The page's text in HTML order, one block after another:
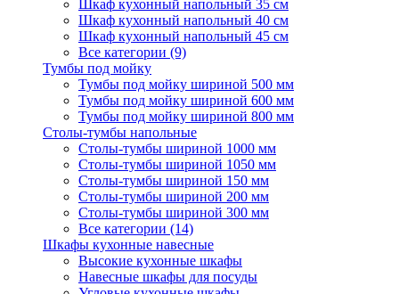
Шкаф кухонный напольный 35 см
Шкаф кухонный напольный 40 см
Шкаф кухонный напольный 45 см
Все категории (9)
Тумбы под мойку
Тумбы под мойку шириной 500 мм
Тумбы под мойку шириной 600 мм
Тумбы под мойку шириной 800 мм
Столы-тумбы напольные
Столы-тумбы шириной 1000 мм
Столы-тумбы шириной 1050 мм
Столы-тумбы шириной 150 мм
Столы-тумбы шириной 200 мм
Столы-тумбы шириной 300 мм
Все категории (14)
Шкафы кухонные навесные
Высокие кухонные шкафы
Навесные шкафы для посуды